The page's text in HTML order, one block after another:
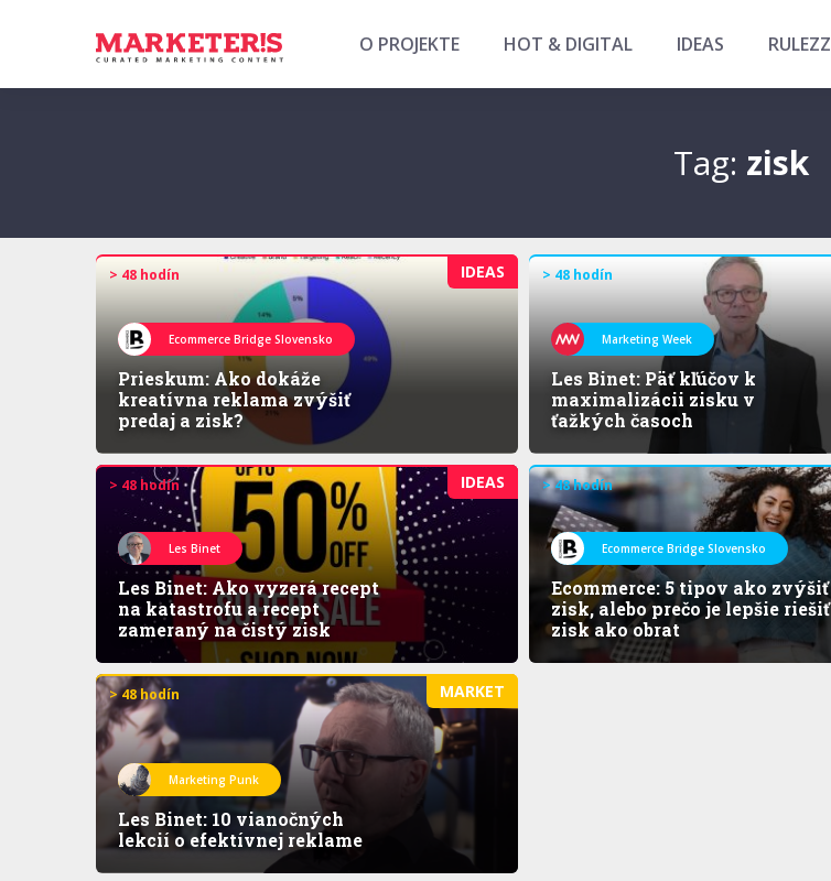
O PROJEKTE HOT & DIGITAL IDEAS RULEZZ
Tag: zisk
IDEAS
> 48 hodín
Ecommerce Bridge Slovensko
Prieskum: Ako dokáže
kreatívna reklama zvýšiť
predaj a zisk?
> 48 hodín
Marketing Week
Les Binet: Päť kľúčov k
maximalizácii zisku v
ťažkých časoch
IDEAS
> 48 hodín
Les Binet
Les Binet: Ako vyzerá recept
na katastrofu a recept
zameraný na čistý zisk
> 48 hodín
Ecommerce Bridge Slovensko
Ecommerce: 5 tipov ako zvýšiť
zisk, alebo prečo je lepšie riešiť
zisk ako obrat
MARKET
> 48 hodín
Marketing Punk
Les Binet: 10 vianočných
lekcií o efektívnej reklame